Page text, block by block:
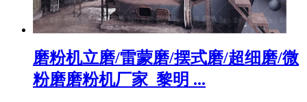
磨粉机立磨/雷蒙磨/摆式磨/超细磨/微
粉磨磨粉机厂家_黎明 ...